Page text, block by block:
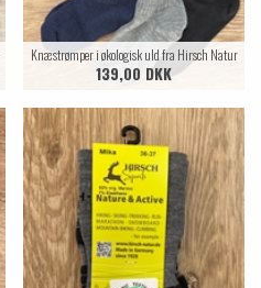
Knæstrømper i økologisk uld fra Hirsch Natur
139,00 DKK